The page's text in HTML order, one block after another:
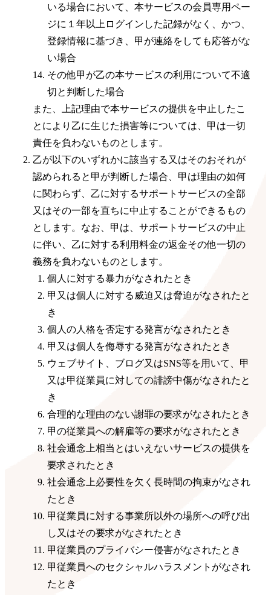
いる場合において、本サービスの会員専用ペー
ジに１年以上ログインした記録がなく、かつ、
登録情報に基づき、甲が連絡をしても応答がな
い場合
その他甲が乙の本サービスの利用について不適
切と判断した場合
また、上記理由で本サービスの提供を中止したこ
とにより乙に生じた損害等については、甲は一切
責任を負わないものとします。
乙が以下のいずれかに該当する又はそのおそれが
認められると甲が判断した場合、甲は理由の如何
に関わらず、乙に対するサポートサービスの全部
又はその一部を直ちに中止することができるもの
とします。なお、甲は、サポートサービスの中止
に伴い、乙に対する利用料金の返金その他一切の
義務を負わないものとします。
個人に対する暴力がなされたとき
甲又は個人に対する威迫又は脅迫がなされたと
き
個人の人格を否定する発言がなされたとき
甲又は個人を侮辱する発言がなされたとき
ウェブサイト、ブログ又はSNS等を用いて、甲
又は甲従業員に対しての誹謗中傷がなされたと
き
合理的な理由のない謝罪の要求がなされたとき
甲の従業員への解雇等の要求がなされたとき
社会通念上相当とはいえないサービスの提供を
要求されたとき
社会通念上必要性を欠く長時間の拘束がなされ
たとき
甲従業員に対する事業所以外の場所への呼び出
し又はその要求がなされたとき
甲従業員のプライバシー侵害がなされたとき
甲従業員へのセクシャルハラスメントがなされ
たとき